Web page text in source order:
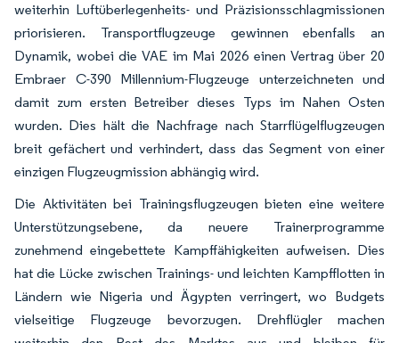
weiterhin Luftüberlegenheits- und Präzisionsschlagmissionen
priorisieren. Transportflugzeuge gewinnen ebenfalls an
Dynamik, wobei die VAE im Mai 2026 einen Vertrag über 20
Embraer C-390 Millennium-Flugzeuge unterzeichneten und
damit zum ersten Betreiber dieses Typs im Nahen Osten
wurden. Dies hält die Nachfrage nach Starrflügelflugzeugen
breit gefächert und verhindert, dass das Segment von einer
einzigen Flugzeugmission abhängig wird.
Die Aktivitäten bei Trainingsflugzeugen bieten eine weitere
Unterstützungsebene, da neuere Trainerprogramme
zunehmend eingebettete Kampffähigkeiten aufweisen. Dies
hat die Lücke zwischen Trainings- und leichten Kampfflotten in
Ländern wie Nigeria und Ägypten verringert, wo Budgets
vielseitige Flugzeuge bevorzugen. Drehflügler machen